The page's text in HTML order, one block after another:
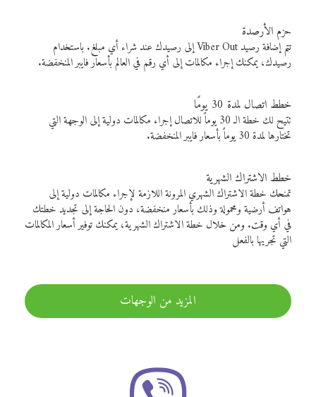
حزم الأرصدة
تتم إضافة رصيد Viber Out إلى رصيدك عند شراء أي مبلغ. باستخدام
رصيدك، يمكنك إجراء مكالمات إلى أي رقم في العالم بأسعار فايبر المنخفضة.
خطط اتصال لمدة 30 يومًا
تتيح لك خطة الـ 30 يوماً للاتصال إجراء مكالمات دولية إلى الوجهة التي
تختارها لمدة 30 يوماً بأسعار فايبر المنخفضة.
خطط الاشتراك الشهرية
تمنحك خطة الاشتراك الشهري المرونة اللازمة لإجراء مكالمات دولية إلى
هواتف أرضية ومحمولة وذلك بأسعار منخفضة، دون الحاجة إلى تجديد خطتك
في أي وقت. ومن خلال خطة الاشتراك الشهرية، يمكنك توفير أسعار المكالمات
التي تجريها بالفعل
المزيد من الوجهات